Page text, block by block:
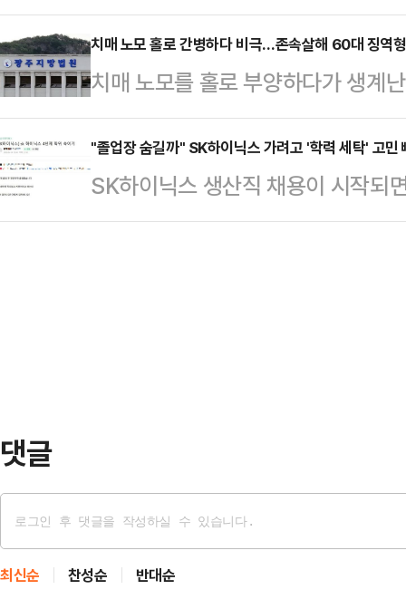
취…
구 한 식당에서 식사와 술자리를 가
체 접촉을 한 혐의를 받는다. 해당 ‘
하면 BJ와 사적인 만남을 가질 수
불한…
지자 대체 장소로 다이소를 언급한
한 온라인 커뮤니티에는 '교보문고
소 번따'라는 제목의 글이 올라왔다
보문고 가지 말고 다이소 화장품 매
에 가서 쇼핑한다는 것은 검소하고
개인적인 해석을 전했다.이어 "화
다는 것…
치매 노모 홀로 간병하다 비극…존속살해 60대 징역형
치매 노모를 홀로 부양하다가 생계
이 선고됐다.17일 법조계에 따르면
장판사)는 이날 존속살해 혐의로
다.A씨는 올해 1월13일 오전 전남
게 한 혐의로 구속기소됐다.농사로
"졸업장 숨길까" SK하이닉스 가려고 '학력 세탁' 고민
SK하이닉스 생산직 채용이 시작되
추려는 이른바 ‘역(逆) 학력’ 고민
댓글
최신순 찬성순 반대순